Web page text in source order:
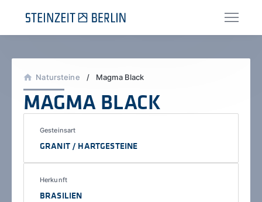
springen
/
Natursteine / Magma Black
MAGMA BLACK
GRANIT / HARTGESTEINE
Gesteinsart
BRASILIEN
Herkunft